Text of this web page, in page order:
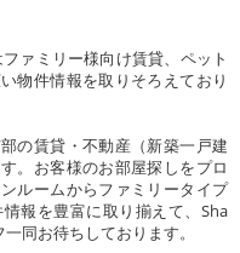
ァミリー様向け賃貸、ペット
物件情報を取りそろえており
の賃貸・不動産（新築一戸建
。お客様のお部屋探しをプロ
ルームからファミリータイプ
報を豊富に取り揃えて、Sha
同お待ちしております。